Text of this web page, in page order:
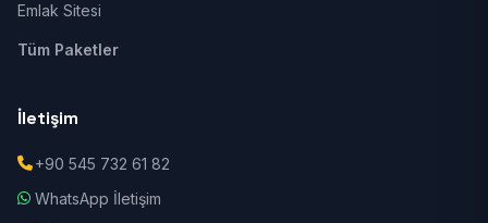
Emlak Sitesi
Tüm Paketler
İletişim
+90 545 732 61 82
WhatsApp İletişim